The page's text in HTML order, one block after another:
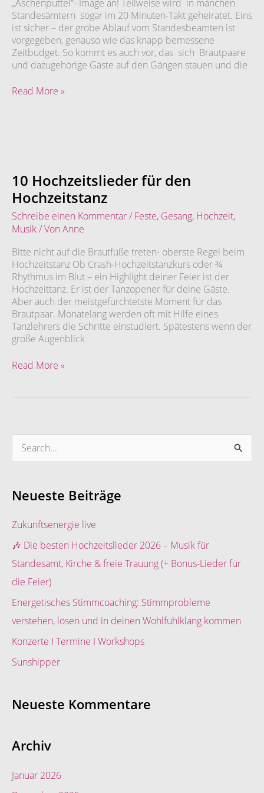
„Aschenputtel“- Image an! Teilweise wird in manchen
Standesämtern sogar im 20 Minuten-Takt geheiratet. Eins
ist sicher – der grobe Ablauf vom Standesbeamten ist
vorgegeben, genauso wie das knapp bemessene
Zeitbudget. So kommt es auch vor, das sich Brautpaare
und dazugehörige Gäste auf den Gängen stauen und die
Read More »
10 Hochzeitslieder für den
Hochzeitstanz
Schreibe einen Kommentar/ Feste, Gesang, Hochzeit,
Musik/ Von Anne
Bitte nicht auf die Brautfüße treten- oberste Regel beim
Hochzeitstanz Ob Crash-Hochzeitstanzkurs oder ¾
Rhythmus im Blut – ein Highlight deiner Feier ist der
Hochzeittanz. Er ist der Tanzopener für deine Gäste.
Aber auch der meistgefürchtetste Moment für das
Brautpaar. Monatelang werden oft mit Hilfe eines
Tanzlehrers die Schritte einstudiert. Spätestens wenn der
große Augenblick
für
den
Hochzeitstanz
Read More »
h
e
n
n
a
c
Neueste Beiträge
Zukunftsenergie live
🎶 Die besten Hochzeitslieder 2026 – Musik für
Standesamt, Kirche & freie Trauung (+ Bonus-Lieder für
die Feier)
Energetisches Stimmcoaching: Stimmprobleme
verstehen, lösen und in deinen Wohlfühlklang kommen
Konzerte I Termine I Workshops
Sunshipper
Neueste Kommentare
Archiv
Januar 2026